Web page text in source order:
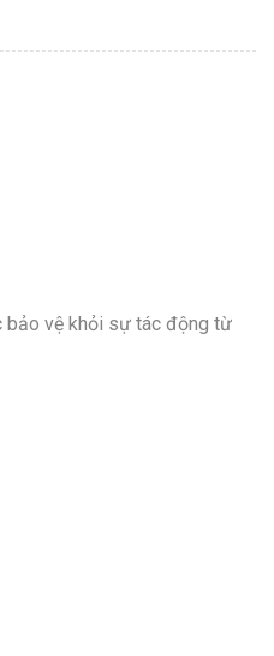
bảo vệ khỏi sự tác động từ